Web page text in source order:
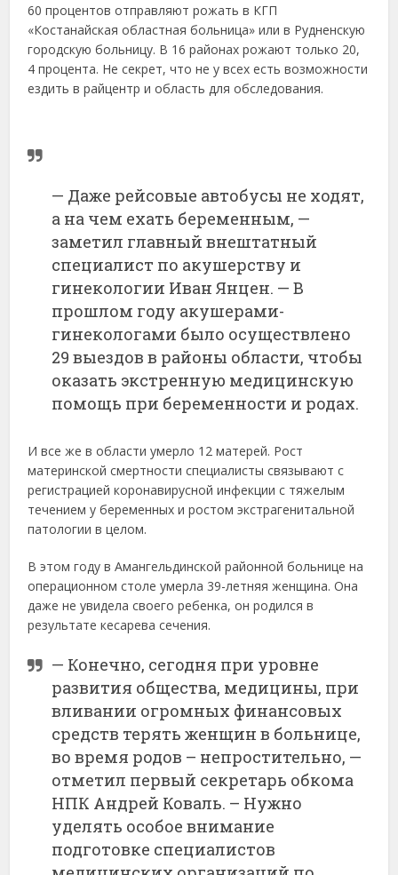
60 процентов отправляют рожать в КГП
«Костанайская областная больница» или в Рудненскую
городскую больницу. В 16 районах рожают только 20,
4 процента. Не секрет, что не у всех есть возможности
ездить в райцентр и область для обследования.
— Даже рейсовые автобусы не ходят,
а на чем ехать беременным, —
заметил главный внештатный
специалист по акушерству и
гинекологии Иван Янцен. — В
прошлом году акушерами-
гинекологами было осуществлено
29 выездов в районы области, чтобы
оказать экстренную медицинскую
помощь при беременности и родах.
И все же в области умерло 12 матерей. Рост
материнской смертности специалисты связывают с
регистрацией коронавирусной инфекции с тяжелым
течением у беременных и ростом экстрагенитальной
патологии в целом.
В этом году в Амангельдинской районной больнице на
операционном столе умерла 39-летняя женщина. Она
даже не увидела своего ребенка, он родился в
результате кесарева сечения.
— Конечно, сегодня при уровне
развития общества, медицины, при
вливании огромных финансовых
средств терять женщин в больнице,
во время родов – непростительно, —
отметил первый секретарь обкома
НПК Андрей Коваль. – Нужно
уделять особое внимание
подготовке специалистов